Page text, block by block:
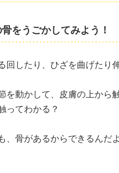
をうごかしてみよう！
回したり、ひざを曲げたり
を動かして、皮膚の上から
ってわかる？
、骨があるからできるんだよ